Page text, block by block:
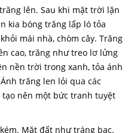
lên. Sau khi mặt trời lặn
kia bóng trăng lấp ló tỏa
mái nhà, chòm cây. Trăng
cao, trăng như treo lơ lửng
nền trời trong xanh, tỏa ánh
trăng len lỏi qua các
tạo nên một bức tranh tuyệt
Mặt đất như tráng bạc.